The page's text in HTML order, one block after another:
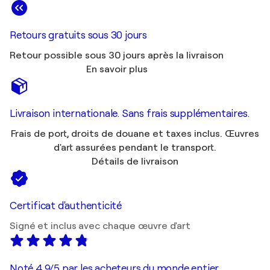
Retours gratuits sous 30 jours
Retour possible sous 30 jours après la livraison
En savoir plus
Livraison internationale. Sans frais supplémentaires.
Frais de port, droits de douane et taxes inclus. Œuvres
d'art assurées pendant le transport.
Détails de livraison
Certificat d'authenticité
Signé et inclus avec chaque œuvre d'art